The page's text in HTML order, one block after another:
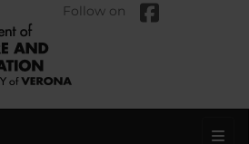
Follow on